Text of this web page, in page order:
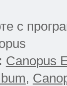
с
Canopus
,